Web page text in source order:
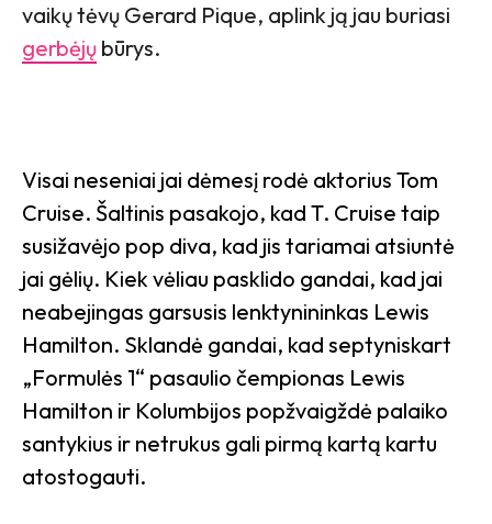
vaikų tėvų Gerard Pique, aplink ją jau buriasi
gerbėjų būrys.
Visai neseniai jai dėmesį rodė aktorius Tom
Cruise. Šaltinis pasakojo, kad T. Cruise taip
susižavėjo pop diva, kad jis tariamai atsiuntė
jai gėlių. Kiek vėliau pasklido gandai, kad jai
neabejingas garsusis lenktynininkas Lewis
Hamilton. Sklandė gandai, kad septyniskart
„Formulės 1“ pasaulio čempionas Lewis
Hamilton ir Kolumbijos popžvaigždė palaiko
santykius ir netrukus gali pirmą kartą kartu
atostogauti.